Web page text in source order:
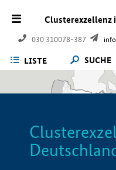
Clusterexzellenz
030 310078-387
LISTE SUCHE